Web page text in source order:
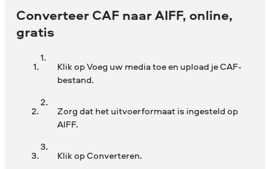
Converteer CAF naar AIFF, online,
gratis
Klik op Voeg uw media toe en upload je CAF-
bestand.
Zorg dat het uitvoerformaat is ingesteld op
AIFF.
Klik op Converteren.